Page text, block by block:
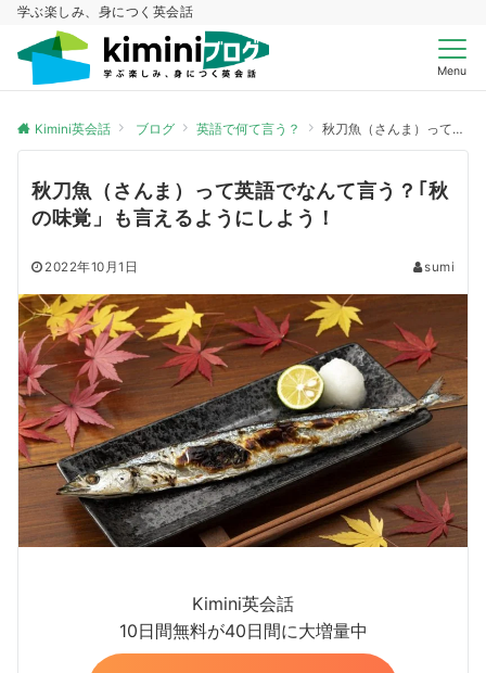
学ぶ楽しみ、身につく英会話
Menu
Kimini英会話 ブログ 英語で何て言う？ 秋刀魚（さんま）って英語でなんて言う？｢秋の味覚」も言えるようにしよう！
秋刀魚（さんま）って英語でなんて言う？｢秋
の味覚」も言えるようにしよう！
2022年10月1日 sumi
Kimini英会話
10日間無料が40日間に大増量中